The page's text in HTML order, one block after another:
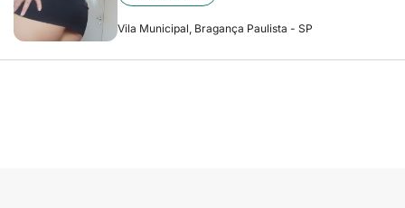
Vila Municipal, Bragança Paulista - SP